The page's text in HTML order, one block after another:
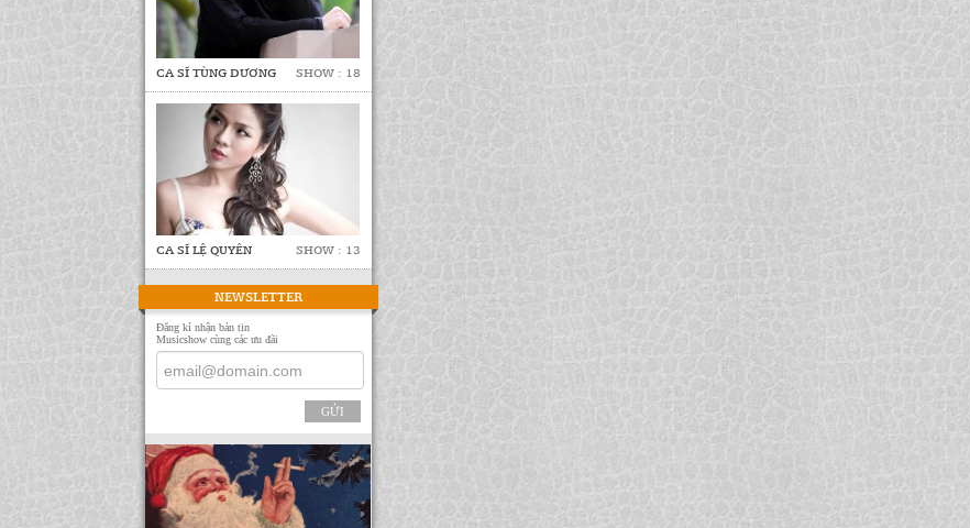
CA SĨ TÙNG DƯƠNG SHOW : 18
CA SĨ LỆ QUYÊN SHOW : 13
NEWSLETTER
Đăng kí nhận bản tin
Musicshow cùng các ưu đãi
GỬI